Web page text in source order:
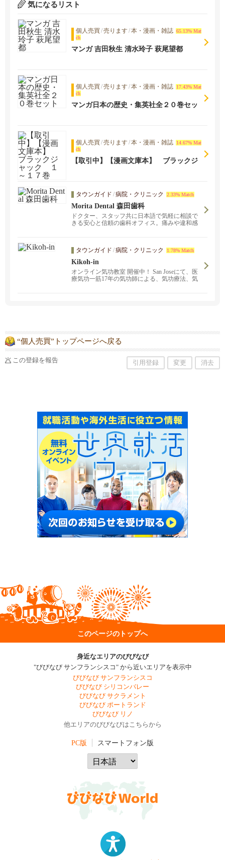
気になるリスト
個人売買 /売ります/本・漫画・雑誌 65.13% Mat
ch
マンガ 吉田秋生 清水玲子 萩尾望都
個人売買 /売ります/本・漫画・雑誌
17.43% Mat
ch
マンガ日本の歴史・集英社全２０巻セッ
個人売買 /売ります/本・漫画・雑誌
14.67% Mat
ch
【取引中】【漫画文庫本】 ブラックジ
タウンガイド /病院・クリニック 2.33% Match
Morita Dental 森田歯科
ドクター、スタッフ共に日本語で気軽に相談で
きる安心と信頼の歯科オフィス。痛みや違和感
お手伝いになれればというのが当院のモットー
です。最新の歯科医療機器により、安全で正確
な治療方法を提供致します。
タウンガイド /病院・クリニック 1.78% Match
Kikoh-in
オンライン気功教室 開催中！ San Joseにて、医
療気功一筋17年の気功師による、気功療法、気
“個人売買”トップページへ戻る
この登録を報告 引用登録 変更 消去
このページのトップへ
身近なエリアのびびなび
"びびなび サンフランシスコ" から近いエリアを表示中
びびなび サンフランシスコ
びびなび シリコンバレー
びびなび サクラメント
びびなび ポートランド
びびなび リノ
他エリアのびびなびはこちらから
PC版 スマートフォン版